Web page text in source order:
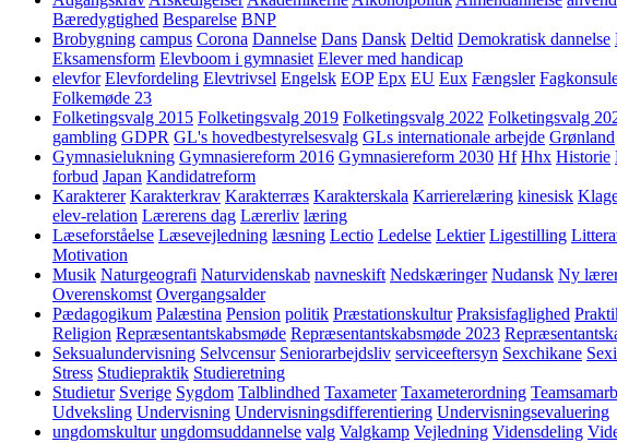
Bæredygtighed Besparelse BNP
Brobygning campus Corona Dannelse Dans Dansk Deltid Demokratisk dannelse
Eksamensform Elevboom i gymnasiet Elever med handicap
elevfor Elevfordeling Elevtrivsel Engelsk EOP Epx EU Eux Fængsler
Folkemøde 23
Folketingsvalg 2015 Folketingsvalg 2019 Folketingsvalg 2022 Folketingsvalg
gambling GDPR GL's hovedbestyrelsesvalg GLs internationale arbejde Grønland
Gymnasielukning Gymnasiereform 2016 Gymnasiereform 2030 Hf Hhx Historie
forbud Japan Kandidatreform
Karakterer Karakterkrav Karakterræs Karakterskala Karrierelæring kinesisk
elev-relation Lærerens dag Lærerliv læring
Læseforståelse Læsevejledning læsning Lectio Ledelse Lektier Ligestilling
Motivation
Musik Naturgeografi Naturvidenskab navneskift Nedskæringer Nudansk Ny
Overenskomst Overgangsalder
Pædagogikum Palæstina Pension politik Præstationskultur Praksisfaglighed
Religion Repræsentantskabsmøde Repræsentantskabsmøde 2023
Seksualundervisning Selvcensur Seniorarbejdsliv serviceeftersyn Sexchikane
Stress Studiepraktik Studieretning
Studietur Sverige Sygdom Talblindhed Taxameter Taxameterordning
Udveksling Undervisning Undervisningsdifferentiering Undervisningsevaluering
ungdomskultur ungdomsuddannelse valg Valgkamp Vejledning Vidensdeling